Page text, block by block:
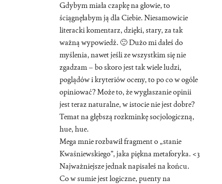
Gdybym miała czapkę na głowie, to
ściągnęłabym ją dla Ciebie. Niesamowicie
literacki komentarz, dzięki, stary, za tak
ważną wypowiedź. 🙂 Dużo mi dałeś do
myślenia, nawet jeśli ze wszystkim się nie
zgadzam – bo skoro jest tak wiele ludzi,
poglądów i kryteriów oceny, to po co w ogóle
opiniować? Może to, że wygłaszanie opinii
jest teraz naturalne, w istocie nie jest dobre?
Temat na głębszą rozkminkę socjologiczną,
hue, hue.
Mega mnie rozbawił fragment o „stanie
Kwaśniewskiego”, jaka piękna metaforyka. <3
Najważniejsze jednak napisałeś na końcu.
Co w sumie jest logiczne, puenty na